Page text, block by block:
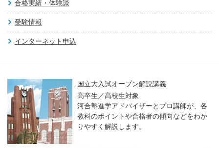
合格実績・体験談
受験情報
インターネット申込
国立大入試オープン解説講義
高卒生／高校生対象
河合塾進学アドバイザーとプロ講師が、各
教科のポイントや合格者の傾向などをわか
りやすく解説します。